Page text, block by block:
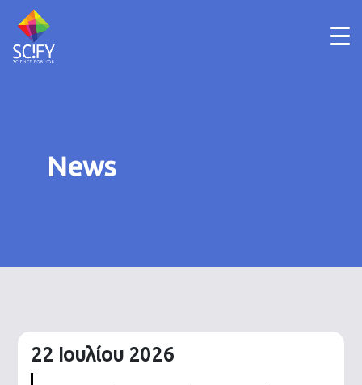
Skip
News
22 Ιουλίου 2026